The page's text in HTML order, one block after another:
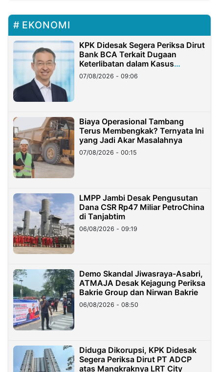
EKONOMI
KPK Didesak Segera Periksa Dirut
Bank BCA Terkait Dugaan
Keterlibatan dalam Kasus
Hilangnya Dana Nasabah Rp2,58
Miliar
07/08/2026 - 09:06
Biaya Operasional Tambang
Terus Membengkak? Ternyata Ini
yang Jadi Akar Masalahnya
07/08/2026 - 00:15
LMPP Jambi Desak Pengusutan
Dana CSR Rp47 Miliar PetroChina
di Tanjabtim
06/08/2026 - 09:19
Demo Skandal Jiwasraya-Asabri,
ATMAJA Desak Kejagung Periksa
Bakrie Group dan Nirwan Bakrie
06/08/2026 - 08:50
Diduga Dikorupsi, KPK Didesak
Segera Periksa Dirut PT ADCP
atas Mangkraknya LRT City